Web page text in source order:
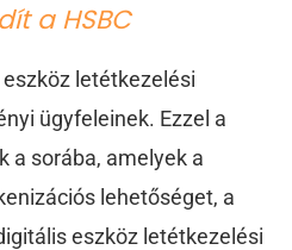
a HSBC
letétkezelési
ügyfeleinek. Ezzel a
a sorába, amelyek a
lehetőséget, a
eszköz letétkezelési